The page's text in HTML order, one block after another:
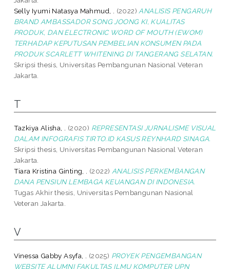
Selly Iyumi Natasya Mahmud, .
(2022) ANALISIS PENGARUH
BRAND AMBASSADOR SONG JOONG KI, KUALITAS
PRODUK, DAN ELECTRONIC WORD OF MOUTH (EWOM)
TERHADAP KEPUTUSAN PEMBELIAN KONSUMEN PADA
PRODUK SCARLETT WHITENING DI TANGERANG SELATAN.
Skripsi thesis, Universitas Pembangunan Nasional Veteran
Jakarta.
T
Tazkiya Alisha, . (2020) REPRESENTASI JURNALISME VISUAL
DALAM INFOGRAFIS TIRTO.ID KASUS REYNHARD SINAGA.
Skripsi thesis, Universitas Pembangunan Nasional Veteran
Jakarta.
Tiara Kristina Ginting, .
(2022) ANALISIS PERKEMBANGAN
DANA PENSIUN LEMBAGA KEUANGAN DI INDONESIA.
Tugas Akhir thesis, Universitas Pembangunan Nasional
Veteran Jakarta.
V
Vinessa Gabby Asyfa, . (2025) PROYEK PENGEMBANGAN
WEBSITE ALUMNI FAKULTAS ILMU KOMPUTER UPN